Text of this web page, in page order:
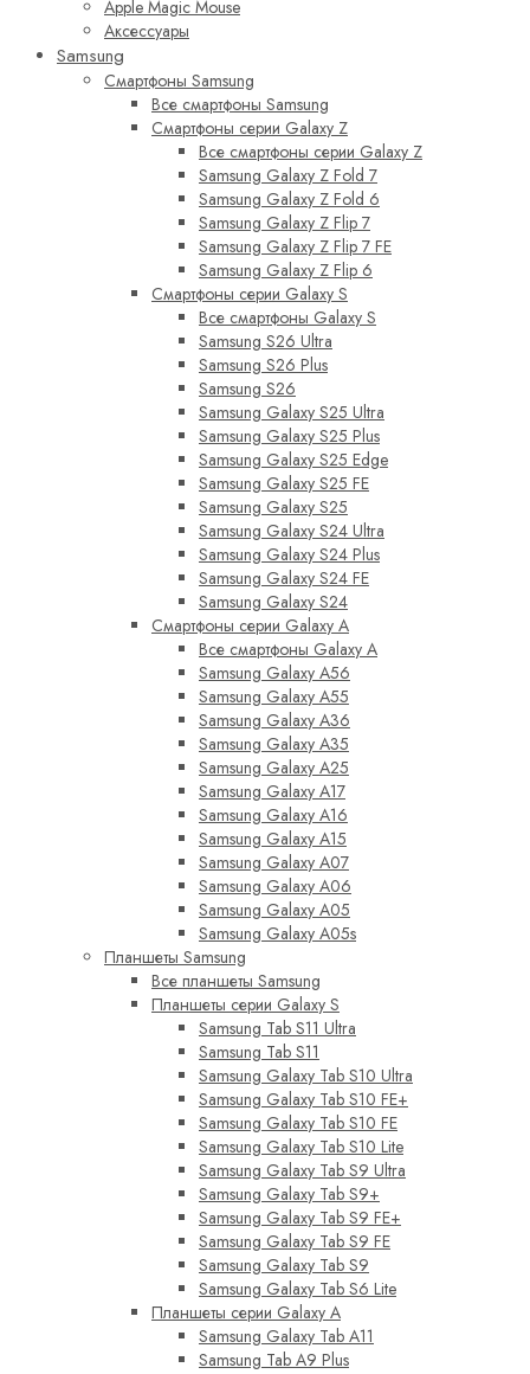
Apple Magic Mouse
Аксессуары
Samsung
Смартфоны Samsung
Все смартфоны Samsung
Смартфоны серии Galaxy Z
Все смартфоны серии Galaxy Z
Samsung Galaxy Z Fold 7
Samsung Galaxy Z Fold 6
Samsung Galaxy Z Flip 7
Samsung Galaxy Z Flip 7 FE
Samsung Galaxy Z Flip 6
Смартфоны серии Galaxy S
Все смартфоны Galaxy S
Samsung S26 Ultra
Samsung S26 Plus
Samsung S26
Samsung Galaxy S25 Ultra
Samsung Galaxy S25 Plus
Samsung Galaxy S25 Edge
Samsung Galaxy S25 FE
Samsung Galaxy S25
Samsung Galaxy S24 Ultra
Samsung Galaxy S24 Plus
Samsung Galaxy S24 FE
Samsung Galaxy S24
Смартфоны серии Galaxy A
Все смартфоны Galaxy A
Samsung Galaxy A56
Samsung Galaxy A55
Samsung Galaxy A36
Samsung Galaxy A35
Samsung Galaxy A25
Samsung Galaxy A17
Samsung Galaxy A16
Samsung Galaxy A15
Samsung Galaxy A07
Samsung Galaxy A06
Samsung Galaxy A05
Samsung Galaxy A05s
Планшеты Samsung
Все планшеты Samsung
Планшеты серии Galaxy S
Samsung Tab S11 Ultra
Samsung Tab S11
Samsung Galaxy Tab S10 Ultra
Samsung Galaxy Tab S10 FE+
Samsung Galaxy Tab S10 FE
Samsung Galaxy Tab S10 Lite
Samsung Galaxy Tab S9 Ultra
Samsung Galaxy Tab S9+
Samsung Galaxy Tab S9 FE+
Samsung Galaxy Tab S9 FE
Samsung Galaxy Tab S9
Samsung Galaxy Tab S6 Lite
Планшеты серии Galaxy A
Samsung Galaxy Tab A11
Samsung Tab A9 Plus